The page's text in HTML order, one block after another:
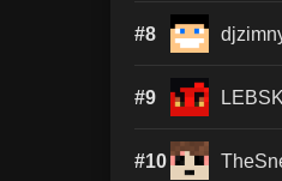
#8
#9 LEBSKI
#10